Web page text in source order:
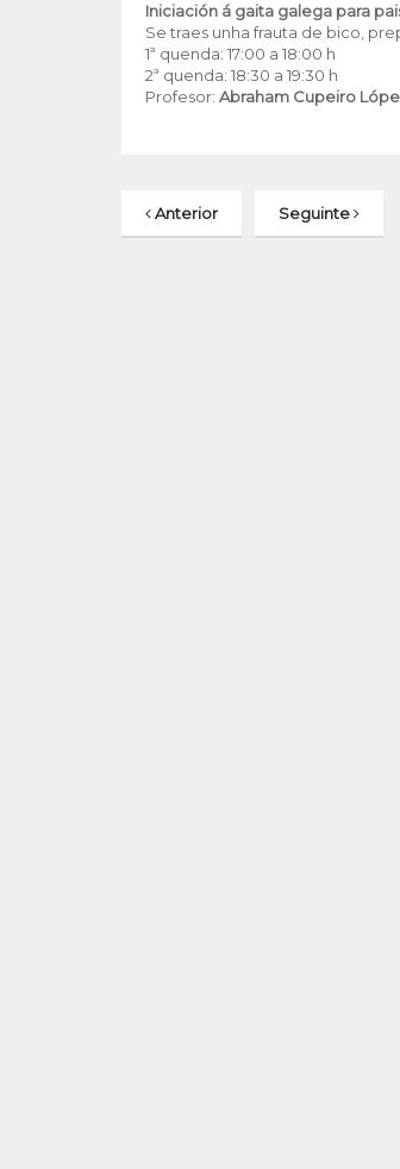
Iniciación á gaita galega para
Se traes unha frauta de bico,
1ª quenda: 17:00 a 18:00 h
2ª quenda: 18:30 a 19:30 h
Profesor: Abraham Cupeiro
Anterior Seguinte